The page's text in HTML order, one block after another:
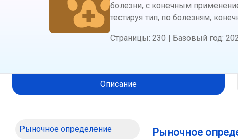
болезни, с конечным
тестируя тип, по болезням,
Страницы: 230 | Базовый год:
Описание
Рыночное определение Рыночное